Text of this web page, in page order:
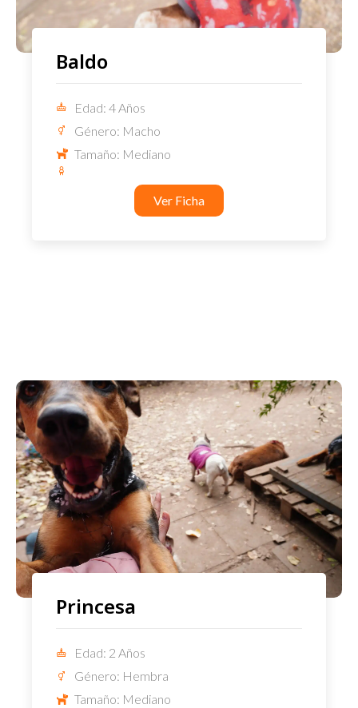
Baldo
Edad: 4 Años
Género: Macho
Tamaño: Mediano
Ver Ficha
Princesa
Edad: 2 Años
Género: Hembra
Tamaño: Mediano